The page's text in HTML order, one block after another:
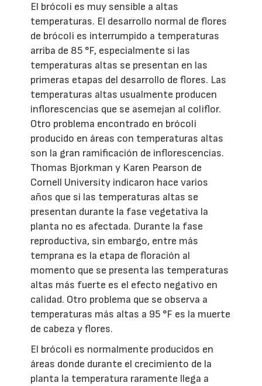
El brócoli es muy sensible a altas
temperaturas. El desarrollo normal de flores
de brócoli es interrumpido a temperaturas
arriba de 85 °F, especialmente si las
temperaturas altas se presentan en las
primeras etapas del desarrollo de flores. Las
temperaturas altas usualmente producen
inflorescencias que se asemejan al coliflor.
Otro problema encontrado en brócoli
producido en áreas con temperaturas altas
son la gran ramificación de inflorescencias.
Thomas Bjorkman y Karen Pearson de
Cornell University indicaron hace varios
años que si las temperaturas altas se
presentan durante la fase vegetativa la
planta no es afectada. Durante la fase
reproductiva, sin embargo, entre más
temprana es la etapa de floración al
momento que se presenta las temperaturas
altas más fuerte es el efecto negativo en
calidad. Otro problema que se observa a
temperaturas más altas a 95 °F es la muerte
de cabeza y flores.
El brócoli es normalmente producidos en
áreas donde durante el crecimiento de la
planta la temperatura raramente llega a